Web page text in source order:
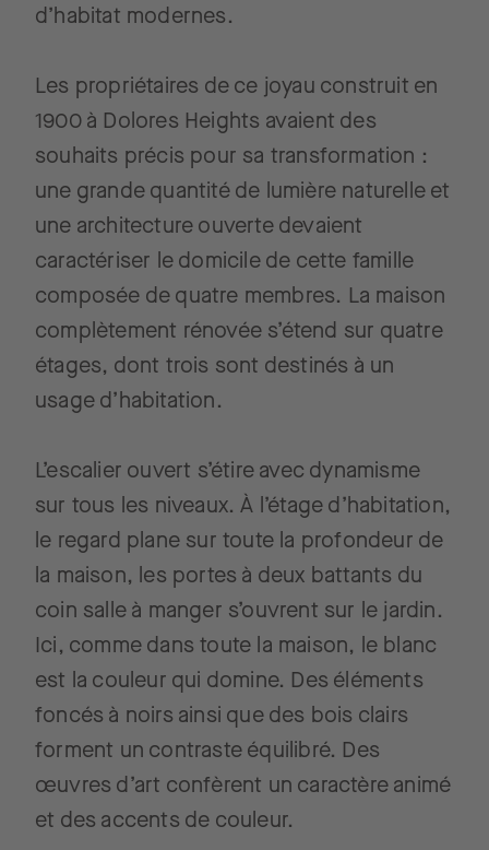
d’habitat modernes.
Les propriétaires de ce joyau construit en
1900 à Dolores Heights avaient des
souhaits précis pour sa transformation :
une grande quantité de lumière naturelle et
une architecture ouverte devaient
caractériser le domicile de cette famille
composée de quatre membres. La maison
complètement rénovée s’étend sur quatre
étages, dont trois sont destinés à un
usage d’habitation.
L’escalier ouvert s’étire avec dynamisme
sur tous les niveaux. À l’étage d’habitation,
le regard plane sur toute la profondeur de
la maison, les portes à deux battants du
coin salle à manger s’ouvrent sur le jardin.
Ici, comme dans toute la maison, le blanc
est la couleur qui domine. Des éléments
foncés à noirs ainsi que des bois clairs
forment un contraste équilibré. Des
œuvres d’art confèrent un caractère animé
et des accents de couleur.